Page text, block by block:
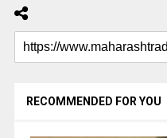
RECOMMENDED FOR YOU